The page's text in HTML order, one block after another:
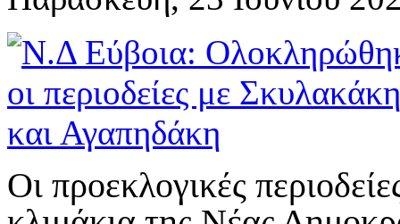
Οι προεκλογικές